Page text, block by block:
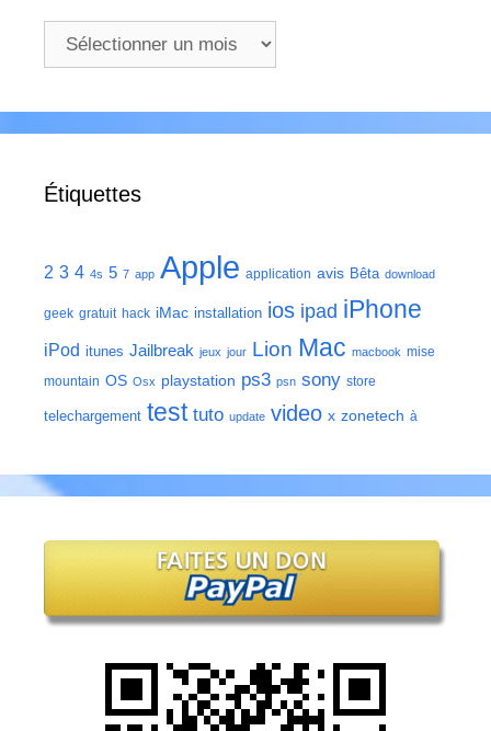
Archives
Étiquettes
2 3 4 4s 5 7 app Apple application avis Bêta download
geek gratuit hack iMac installation ios ipad iPhone
iPod itunes Jailbreak jeux jour Lion Mac macbook mise
mountain OS Osx playstation ps3 psn sony store
telechargement test tuto update video x zonetech à